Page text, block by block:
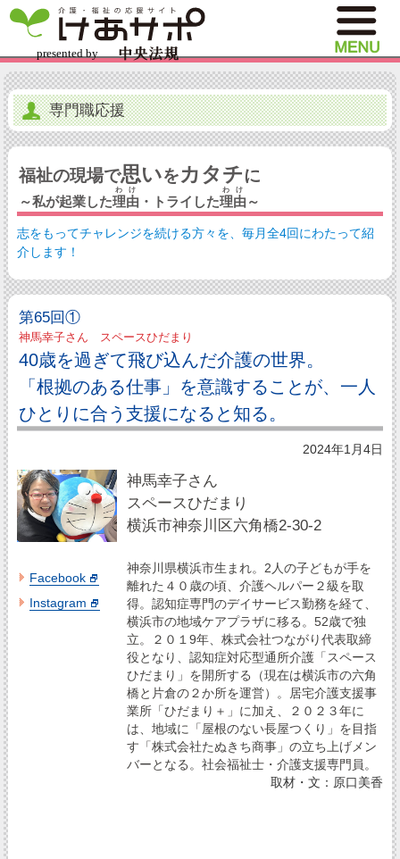
専門職応援
福祉の現場で思いをカタチに
～私が起業した理由
わけ
・トライした理由
わけ
～
志をもってチャレンジを続ける方々を、毎月全4回にわたって紹
介します！
第65回①
神馬幸子さん スペースひだまり
40歳を過ぎて飛び込んだ介護の世界。
「根拠のある仕事」を意識することが、一人
ひとりに合う支援になると知る。
2024年1月4日
Facebook
Instagram
神馬幸子さん
スペースひだまり
横浜市神奈川区六角橋2-30-2
神奈川県横浜市生まれ。2人の子どもが手を
離れた４０歳の頃、介護ヘルパー２級を取
得。認知症専門のデイサービス勤務を経て、
横浜市の地域ケアプラザに移る。52歳で独
立。２０１9年、株式会社つながり代表取締
役となり、認知症対応型通所介護「スペース
ひだまり」を開所する（現在は横浜市の六角
橋と片倉の２か所を運営）。居宅介護支援事
業所「ひだまり＋」に加え、２０２３年に
は、地域に「屋根のない長屋つくり」を目指
す「株式会社たぬきち商事」の立ち上げメン
バーとなる。社会福祉士・介護支援専門員。
取材・文：原口美香